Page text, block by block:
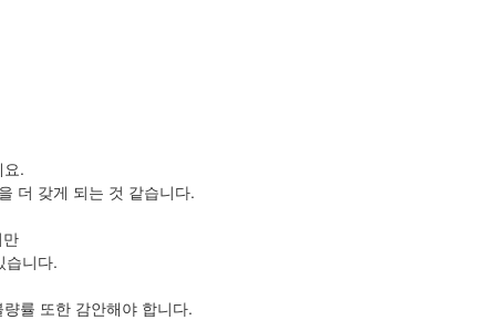
.
더 갖게 되는 것 같습니다.
습니다.
률 또한 감안해야 합니다.